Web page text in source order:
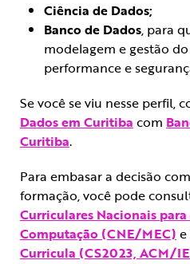
Ciência de Dados;
Banco de Dados, para
modelagem e gestão
performance e
Se você se viu nesse perfil,
Dados em Curitiba com
Curitiba.
Para embasar a decisão
formação, você pode
Curriculares Nacionais
Computação (CNE/MEC)
Curricula (CS2023, ACM/